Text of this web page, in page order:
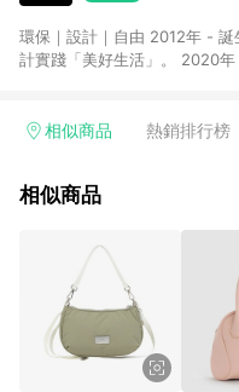
環保｜設計｜自由 2012年 -
計實踐「美好生活」。 2020
相似商品 熱銷排行榜
相似商品